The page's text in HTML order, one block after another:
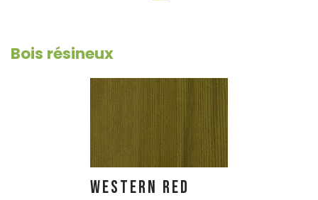
Bois résineux
WESTERN RED